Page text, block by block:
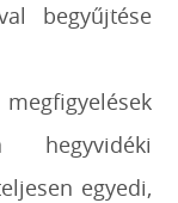
begyűjtése
hegyvidéki
egyedi,